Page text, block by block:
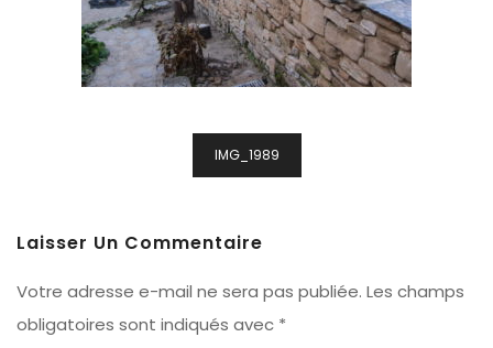
IMG_1989
Laisser Un Commentaire
Votre adresse e-mail ne sera pas publiée. Les champs
obligatoires sont indiqués avec *